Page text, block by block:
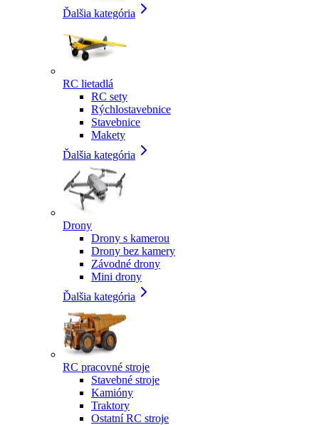
Ďalšia kategória
RC lietadlá
RC sety
Rýchlostavebnice
Stavebnice
Makety
Ďalšia kategória
Drony
Drony s kamerou
Drony bez kamery
Závodné drony
Mini drony
Ďalšia kategória
RC pracovné stroje
Stavebné stroje
Kamióny
Traktory
Ostatní RC stroje